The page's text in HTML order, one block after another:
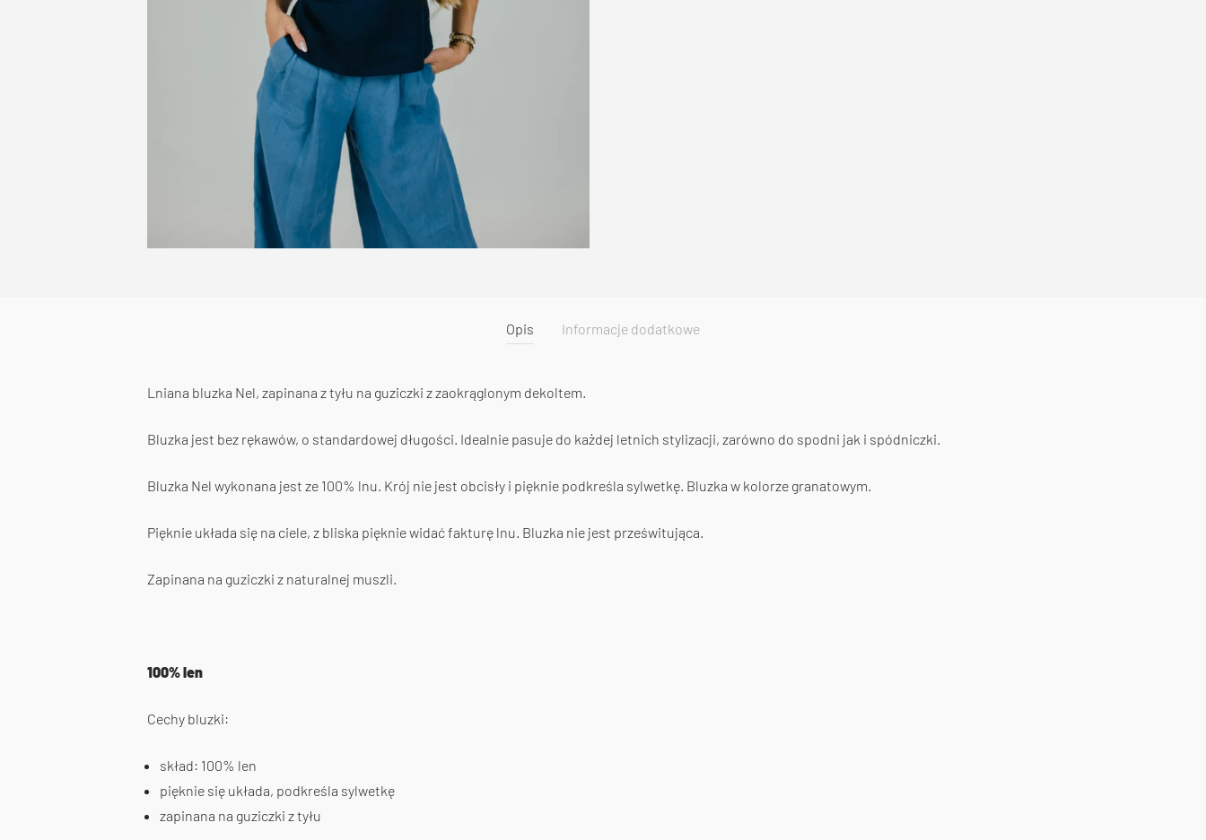
Opis Informacje dodatkowe
Lniana bluzka Nel, zapinana z tyłu na guziczki z zaokrąglonym dekoltem.
Bluzka jest bez rękawów, o standardowej długości. Idealnie pasuje do każdej letnich stylizacji, zarówno do spodni jak i spódniczki.
Bluzka Nel wykonana jest ze 100% lnu. Krój nie jest obcisły i pięknie podkreśla sylwetkę. Bluzka w kolorze granatowym.
Pięknie układa się na ciele, z bliska pięknie widać fakturę lnu. Bluzka nie jest prześwitująca.
Zapinana na guziczki z naturalnej muszli.
100% len
Cechy bluzki:
skład: 100% len
pięknie się układa, podkreśla sylwetkę
zapinana na guziczki z tyłu